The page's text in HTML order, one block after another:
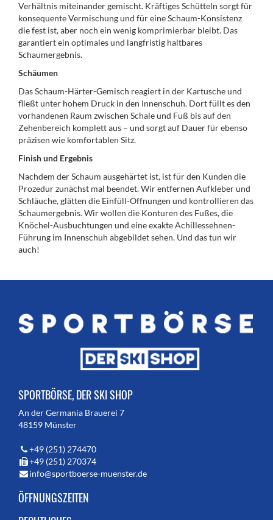
Verhältnis miteinander gemischt. Kräftiges Schütteln sorgt für
konsequente Vermischung und für eine Schaum-Konsistenz
die fest ist, aber noch ein wenig komprimierbar bleibt. Das
garantiert ein optimales und langfristig haltbares
Schaumergebnis.
Schäumen
Das Schaum-Härter-Gemisch reagiert in der Kartusche und
fließt unter hohem Druck in den Innenschuh. Dort füllt es den
vorhandenen Raum zwischen Schale und Fuß bis auf den
Zehenbereich komplett aus – und sorgt auf Dauer für ebenso
präzisen wie komfortablen Sitz.
Finish und Ergebnis
Nachdem der Schaum ausgehärtet ist, ist für den Kunden die
Prozedur zunächst mal beendet. Wir entfernen Aufkleber und
Schläuche, glätten die Einfüll-Öffnungen und kontrollieren das
Schaumergebnis. Wir wollen die Konturen des Fußes, die
Knöchel-Ausbuchtungen und eine exakte Achillessehnen-
Führung im Innenschuh abgebildet sehen. Und das tun wir
auch!
SPORTBÖRSE, DER SKI SHOP
An der Germania Brauerei 7
48159 Münster
+49 (251) 274470
+49 (251) 270374
info@sportboerse-muenster.de
ÖFFNUNGSZEITEN